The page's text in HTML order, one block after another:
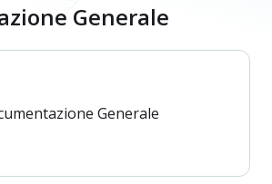
Generale
Generale